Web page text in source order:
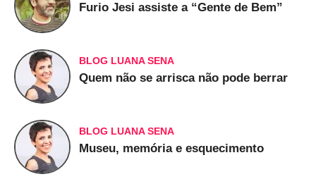
Furio Jesi assiste a “Gente de Bem”
BLOG LUANA SENA
Quem não se arrisca não pode berrar
BLOG LUANA SENA
Museu, memória e esquecimento